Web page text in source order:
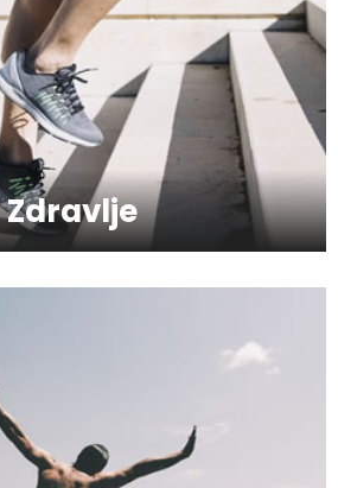
Kako da se podmladite uz kreme sa
hijaluronom
Kako da serumom oživite svoje lice?
Hiruška operacija gornjih i donjih kapaka
- Blefaroplastika
Zdravlje